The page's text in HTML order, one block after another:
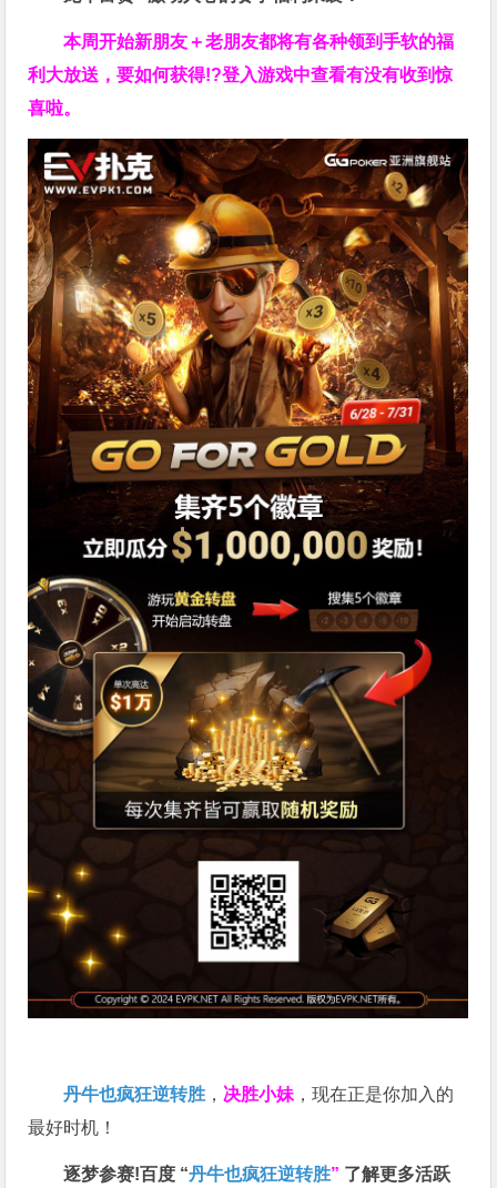
本周开始新朋友＋老朋友都将有各种领到手软的福
利大放送，要如何获得!?登入游戏中查看有没有收到惊
喜啦。
丹牛也疯狂逆转胜 ， 决胜小妹 ，现在正是你加入的
最好时机！
逐梦参赛!百度 “丹牛也疯狂逆转胜” 了解更多活跃